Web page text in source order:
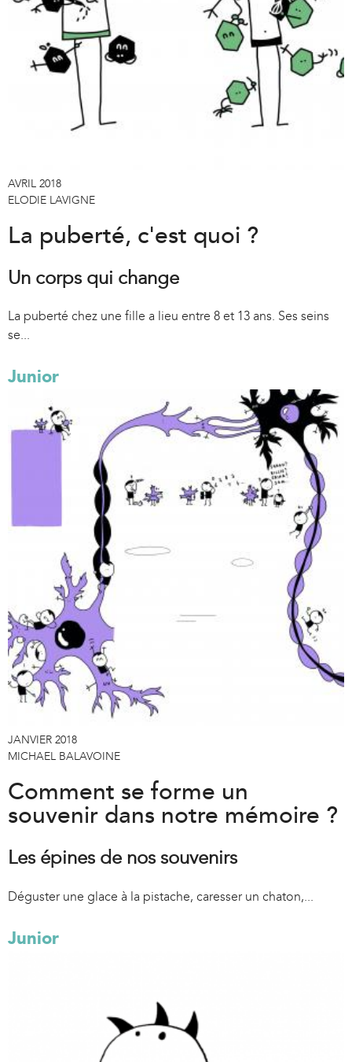
AVRIL 2018
ELODIE LAVIGNE
La puberté, c'est quoi ?
Un corps qui change
La puberté chez une fille a lieu entre 8 et 13 ans. Ses seins
se...
Junior
JANVIER 2018
MICHAEL BALAVOINE
Comment se forme un
souvenir dans notre mémoire ?
Les épines de nos souvenirs
Déguster une glace à la pistache, caresser un chaton,...
Junior